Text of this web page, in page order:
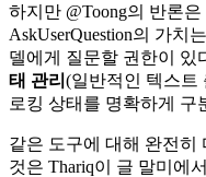
하지만 @Toong의 반론
AskUserQuestion의 가
델에게 질문할 권한이 있
태 관리 (일반적인 텍스트
로킹 상태를 명확하게 구
같은 도구에 대해 완전히
것은 Thariq이 글 말미에